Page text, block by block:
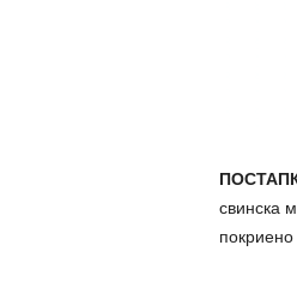
свинска